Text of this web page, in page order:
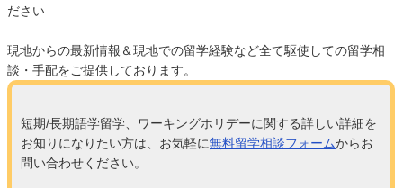
ださい
現地からの最新情報＆現地での留学経験など全て駆使しての留学相
談・手配をご提供しております。
短期/長期語学留学、ワーキングホリデーに関する詳しい詳細を
お知りになりたい方は、お気軽に無料留学相談フォームからお
問い合わせください。